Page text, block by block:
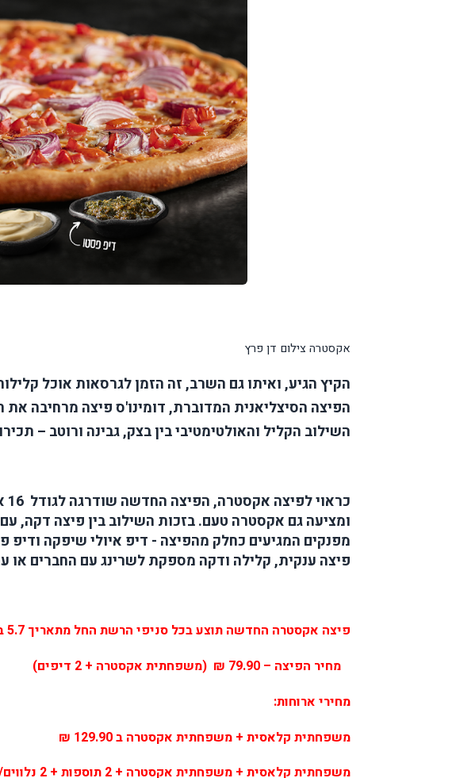
אקסטרה צילום דן פרץ
הקיץ הגיע, ואיתו גם השרב, זה הזמן לגרסאות אוכל
הפיצה הסיצליאנית המדוברת, דומינו'ס פיצה מרחיבה
השילוב הקליל והאולטימטיבי בין בצק, גבינה ורוטב –
ומציעה גם אקסטרה טעם. בזכות השילוב בין פיצה דקה,
מפנקים המגיעים כחלק מהפיצה - דיפ איולי שיפקה
פיצה ענקית, קלילה ודקה מספקת לשרינג עם החברים
פיצה אקסטרה החדשה תוצע בכל סניפי הרשת החל מתאריך 5.7 במחיר של 79.90 ₪
מחיר הפיצה – 79.90 ₪ (משפחתית אקסטרה + 2 דיפים)
מחירי ארוחות:
משפחתית קלאסית + משפחתית אקסטרה ב 129.90
₪
משפחתית קלאסית + משפחתית אקסטרה + 2 תוספות + 2 נלווים/קינוחים ב – 155 ₪